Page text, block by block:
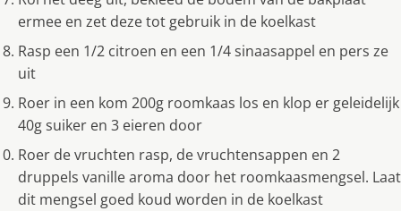
ermee en zet deze tot gebruik in de koelkast
Rasp een 1/2 citroen en een 1/4 sinaasappel en pers ze
uit
Roer in een kom 200g roomkaas los en klop er geleidelijk
40g suiker en 3 eieren door
Roer de vruchten rasp, de vruchtensappen en 2
druppels vanille aroma door het roomkaasmengsel. Laat
dit mengsel goed koud worden in de koelkast